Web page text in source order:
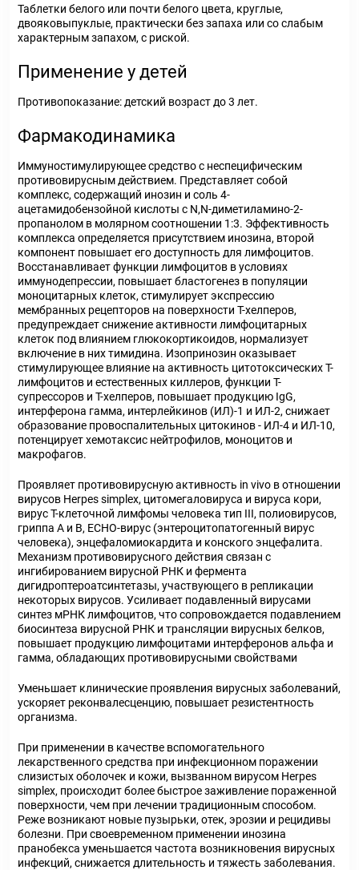
Таблетки белого или почти белого цвета, круглые,
двояковыпуклые, практически без запаха или со слабым
характерным запахом, с риской.
Применение у детей
Противопоказание: детский возраст до 3 лет.
Фармакодинамика
Иммуностимулирующее средство с неспецифическим
противовирусным действием. Представляет собой
комплекс, содержащий инозин и соль 4-
ацетамидобензойной кислоты с N,N-диметиламино-2-
пропанолом в молярном соотношении 1:3. Эффективность
комплекса определяется присутствием инозина, второй
компонент повышает его доступность для лимфоцитов.
Восстанавливает функции лимфоцитов в условиях
иммунодепрессии, повышает бластогенез в популяции
моноцитарных клеток, стимулирует экспрессию
мембранных рецепторов на поверхности Т-хелперов,
предупреждает снижение активности лимфоцитарных
клеток под влиянием глюкокортикоидов, нормализует
включение в них тимидина. Изопринозин оказывает
стимулирующее влияние на активность цитотоксических Т-
лимфоцитов и естественных киллеров, функции Т-
супрессоров и Т-хелперов, повышает продукцию IgG,
интерферона гамма, интерлейкинов (ИЛ)-1 и ИЛ-2, снижает
образование провоспалительных цитокинов - ИЛ-4 и ИЛ-10,
потенцирует хемотаксис нейтрофилов, моноцитов и
макрофагов.
Проявляет противовирусную активность in vivo в отношении
вирусов Herpes simplex, цитомегаловируса и вируса кори,
вирус Т-клеточной лимфомы человека тип III, полиовирусов,
гриппа А и В, ЕСНО-вирус (энтероцитопатогенный вирус
человека), энцефаломиокардита и конского энцефалита.
Механизм противовирусного действия связан с
ингибированием вирусной РНК и фермента
дигидроптероатсинтетазы, участвующего в репликации
некоторых вирусов. Усиливает подавленный вирусами
синтез мРНК лимфоцитов, что сопровождается подавлением
биосинтеза вирусной РНК и трансляции вирусных белков,
повышает продукцию лимфоцитами интерферонов альфа и
гамма, обладающих противовирусными свойствами
Уменьшает клинические проявления вирусных заболеваний,
ускоряет реконвалесценцию, повышает резистентность
организма.
При применении в качестве вспомогательного
лекарственного средства при инфекционном поражении
слизистых оболочек и кожи, вызванном вирусом Herpes
simplex, происходит более быстрое заживление пораженной
поверхности, чем при лечении традиционным способом.
Реже возникают новые пузырьки, отек, эрозии и рецидивы
болезни. При своевременном применении инозина
пранобекса уменьшается частота возникновения вирусных
инфекций, снижается длительность и тяжесть заболевания.